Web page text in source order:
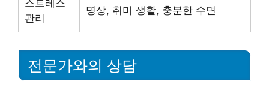
스트레스
관리
명상, 취미 생활, 충분한 수면
전문가와의 상담